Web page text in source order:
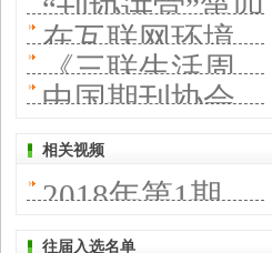
体时代转型与
发展—— 坚
持“品战略” 深
化“大经营”
学术期刊数字
化转型
音传媒分享改
革探索与转型
实践
讲：分享《读
者》畅销38年
秘籍
讲聚焦 建设世
界一流科技期
“刊协讲堂”第四
期开讲 -----内
容是期刊生命
力的最大王牌
在互联网环境
下，面
对“变”与“不
变”的辩证关系
—— 学术期刊
《三联生活周
有章可循 ——
中国期刊协会
首期“刊协讲
堂”开讲——打
造“现代纸刊”首
相关视频
2018年第1期
往届入选名单